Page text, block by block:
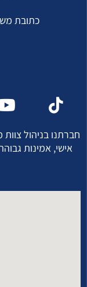
כתובת משלוח: ת.ד
חברתנו בניהול
אישי, אמינות